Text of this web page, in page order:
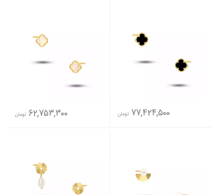
77,424,500 تومان 62,753,300 تومان